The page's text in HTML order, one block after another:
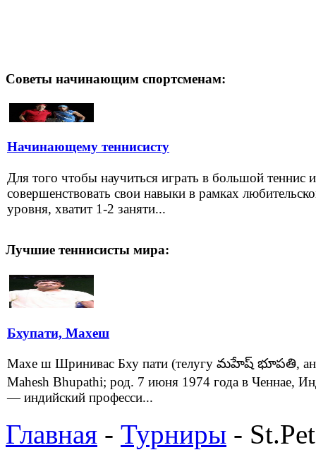
Советы начинающим спортсменам:
Начинающему теннисисту
Для того чтобы научиться играть в большой теннис и
совершенствовать свои навыки в рамках
уровня, хватит 1-2 заняти...
Лучшие теннисисты мира:
Бхупати, Махеш
Махе ш Шринивас Бху пати (телугу మహేష్ భూపతి,
Mahesh Bhupathi; род. 7 июня 1974 года в Ченнае,
— индийский професси...
Главная - Турниры -